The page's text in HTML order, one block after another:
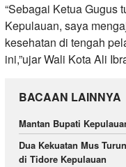
“Sebagai Ketua Gugus
Kepulauan, saya
kesehatan di tengah
ini,”ujar Wali Kota Ali
BACAAN LAINNYA
Mantan Bupati
Dua Kekuatan Mus
di Tidore Kepulauan